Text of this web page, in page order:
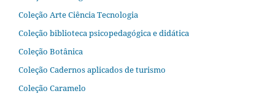
Coleção Arte Ciência Tecnologia
Coleção biblioteca psicopedagógica e didática
Coleção Botânica
Coleção Cadernos aplicados de turismo
Coleção Caramelo